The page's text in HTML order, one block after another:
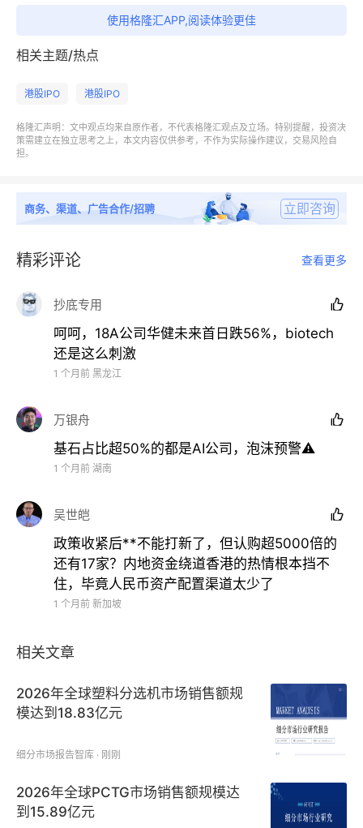
84只新股中，共69家在上市首日收涨，3家收平，12
一季度略有提升。
几年破发率整体趋势有所下降。
均收跌，其中恒生科技指数跌幅达18.92%，这背后是
资金对于港股市场的抉择和考量。
数据来源：iFind，格隆汇整理
幅超过了1倍，其中曦智科技以383.62%的涨幅夺得涨
幅榜冠军，白鸽在线、海清智元、深演智能、海致科技
集团、商米科技、真健康医疗、科拓股份的涨幅也都超
过了2倍。
56.89%的跌幅创下今年上市首日最大跌幅，此外铜师
傅、优乐赛共享、龙丰集团上市首日收盘也跌了40%
以上。
使用格隆汇APP,阅读体验更佳
相关主题/热点
港股IPO 港股IPO
格隆汇声明：文中观点均来自原作者，不代表格隆汇观点及立场。特别提醒，投资决
策需建立在独立思考之上，本文内容仅供参考，不作为实际操作建议，交易风险自
担。
商务、渠道、广告合作/招聘 立即咨询
精彩评论 查看更多
抄底专用 
呵呵，18A公司华健未来首日跌56%，biotech
还是这么刺激
1 个月前 黑龙江
万银舟 
基石占比超50%的都是AI公司，泡沫预警⚠️
1 个月前 湖南
吴世皑 
政策收紧后**不能打新了，但认购超5000倍的
还有17家？内地资金绕道香港的热情根本挡不
住，毕竟人民币资产配置渠道太少了
1 个月前 新加坡
相关文章
2026年全球塑料分选机市场销售额规
模达到18.83亿元
细分市场报告智库 · 刚刚
2026年全球PCTG市场销售额规模达
到15.89亿元